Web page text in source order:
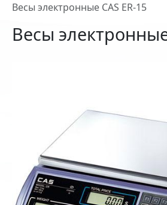
Весы электронные CAS ER-15
Весы электронные